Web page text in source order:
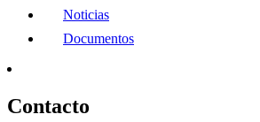
Noticias
Documentos
Contacto